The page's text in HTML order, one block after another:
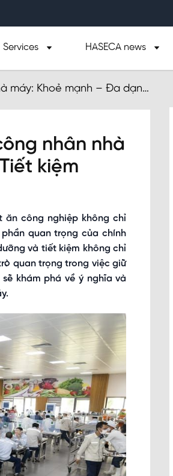
Services HASECA news
máy: Khoẻ mạnh – Đa dạng
nhân nhà
kiệm
ăn công nghiệp không chỉ
quan trọng của chính
và tiết kiệm không chỉ
quan trọng trong việc giữ
khám phá về ý nghĩa và